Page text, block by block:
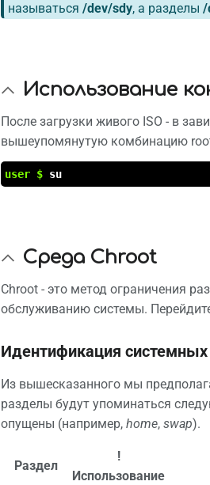
называться /dev/sdy, а разделы /
Использование
После загрузки живого ISO - в
вышеупомянутую комбинацию
user $ su
Среда Chroot
Chroot - это метод ограничения
обслуживанию системы.
Идентификация
Из вышесказанного мы
разделы будут упоминаться
опущены (например, home, swap).
Раздел
!
Использование